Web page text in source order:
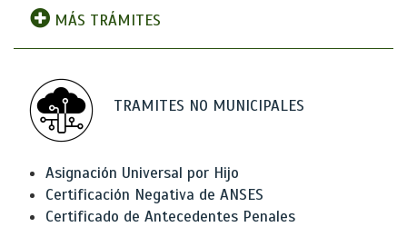
MÁS TRÁMITES
TRAMITES NO MUNICIPALES
Asignación Universal por Hijo
Certificación Negativa de ANSES
Certificado de Antecedentes Penales